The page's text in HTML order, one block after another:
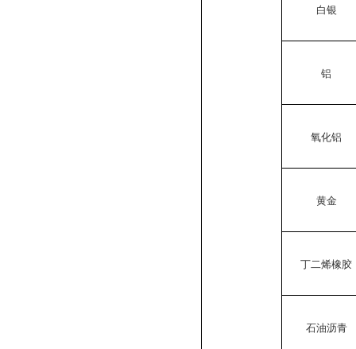
白银
铝
氧化铝
黄金
丁二烯橡胶
石油沥青